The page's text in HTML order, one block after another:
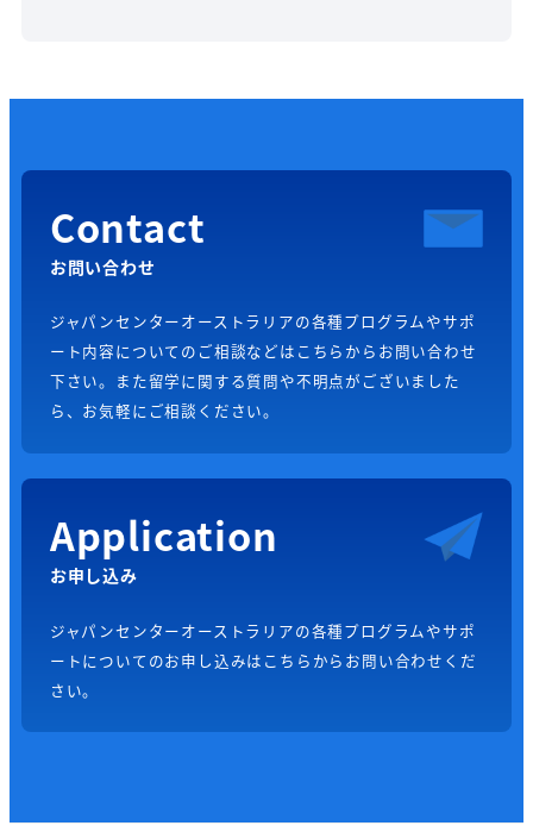
Contact
お問い合わせ
ジャパンセンターオーストラリアの各種プログラムやサポ
ート内容についてのご相談などはこちらからお問い合わせ
下さい。また留学に関する質問や不明点がございました
ら、お気軽にご相談ください。
Application
お申し込み
ジャパンセンターオーストラリアの各種プログラムやサポ
ートについてのお申し込みはこちらからお問い合わせくだ
さい。